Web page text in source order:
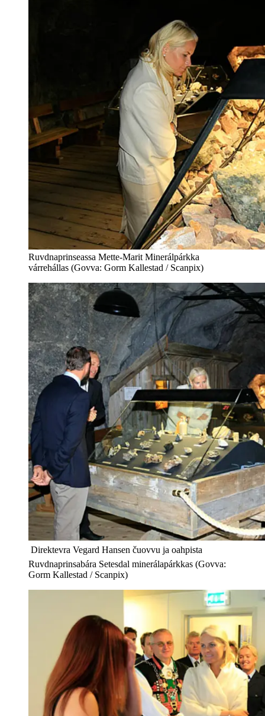
Ruvdnaprinseassa Mette-Marit Minerálpárkka
várrehállas (Govva: Gorm Kallestad / Scanpix)
 Direktevra Vegard Hansen čuovvu ja oahpista
Ruvdnaprinsabára Setesdal minerálapárkkas (Govva:
Gorm Kallestad / Scanpix)